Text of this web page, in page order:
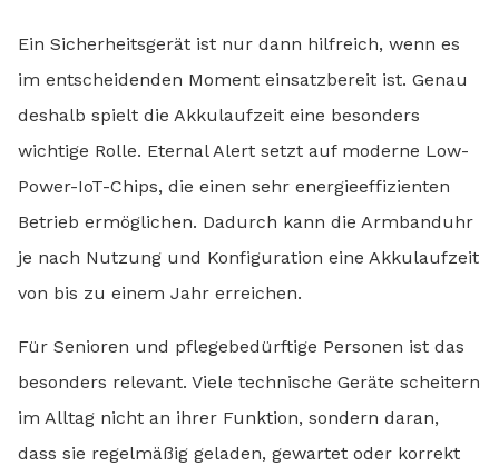
Ein Sicherheitsgerät ist nur dann hilfreich, wenn es
im entscheidenden Moment einsatzbereit ist. Genau
deshalb spielt die Akkulaufzeit eine besonders
wichtige Rolle. Eternal Alert setzt auf moderne Low-
Power-IoT-Chips, die einen sehr energieeffizienten
Betrieb ermöglichen. Dadurch kann die Armbanduhr
je nach Nutzung und Konfiguration eine Akkulaufzeit
von bis zu einem Jahr erreichen.
Für Senioren und pflegebedürftige Personen ist das
besonders relevant. Viele technische Geräte scheitern
im Alltag nicht an ihrer Funktion, sondern daran,
dass sie regelmäßig geladen, gewartet oder korrekt